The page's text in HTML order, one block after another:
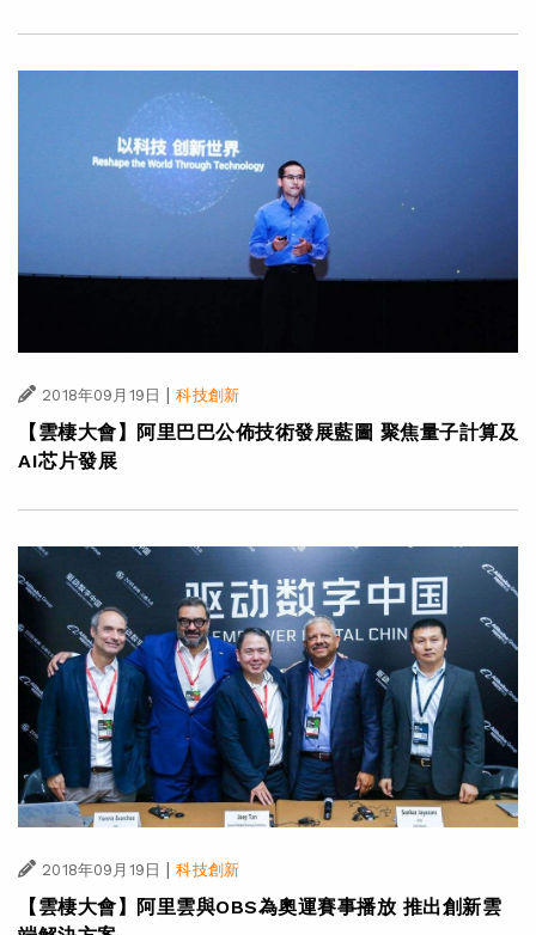
2018年09月19日 | 科技創新
【雲棲大會】阿里巴巴公佈技術發展藍圖 聚焦量子計算及
AI芯片發展
2018年09月19日 | 科技創新
【雲棲大會】阿里雲與OBS為奧運賽事播放 推出創新雲